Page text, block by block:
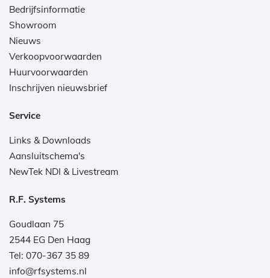
Bedrijfsinformatie
Showroom
Nieuws
Verkoopvoorwaarden
Huurvoorwaarden
Inschrijven nieuwsbrief
Service
Links & Downloads
Aansluitschema's
NewTek NDI & Livestream
R.F. Systems
Goudlaan 75
2544 EG Den Haag
Tel: 070-367 35 89
info@rfsystems.nl